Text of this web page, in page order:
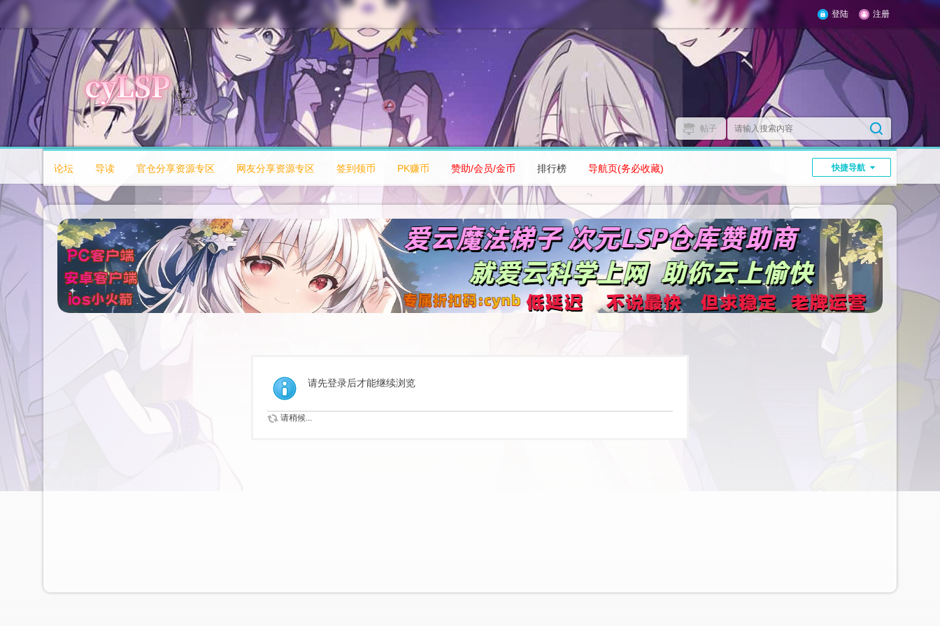
登陆 注册
帖子
快捷导航
论坛 导读 官仓分享资源专区 网友分享资源专区 签到领币 PK赚币 赞助/会员/金币 排行榜 导航页(务必收藏)
请先登录后才能继续浏览
请稍候...